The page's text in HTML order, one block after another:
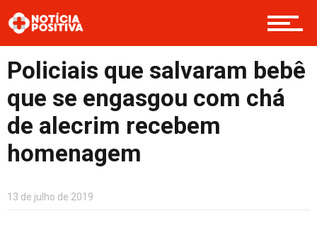
Boas Ações
Opinião
Cultura
Entretenimento
Policiais que salvaram bebê
que se engasgou com chá
de alecrim recebem
homenagem
13 de julho de 2019